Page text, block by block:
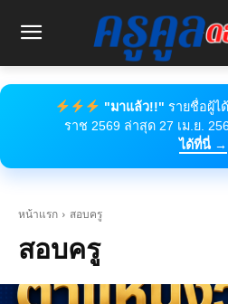
"มาแล้ว!!" รายชื่อผู้ไ
ราช 2569 ล่าสุด 27 เม.ย.
ได้ที่นี่ →
หน้าแรก สอบครู
สอบครู